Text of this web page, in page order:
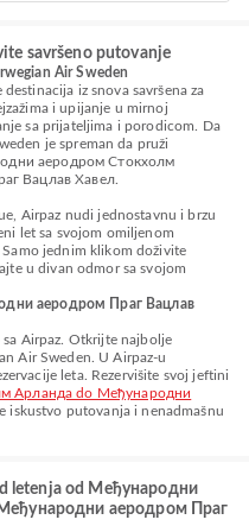
savršeno putovanje
Air Sweden
iz snova savršena za
i upijanje u mirnoj
sa prijateljima i porodicom. Da
je spreman da pruži
аеродром Стокхолм
Вацлав Хавел.
Airpaz nudi jednostavnu i brzu
let sa svojom omiljenom
jednim klikom doživite
u divan odmor sa svojom
аеродром Праг Вацлав
Airpaz. Otkrijte najbolje
Air Sweden. U Airpaz-u
leta. Rezervišite svoj jeftini
Арланда do Међународни
iskustvo putovanja i nenadmašnu
letenja od Међународни
аеродром Праг